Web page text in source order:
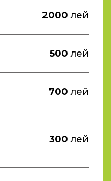
2000 лей
500 лей
700 лей
300 лей